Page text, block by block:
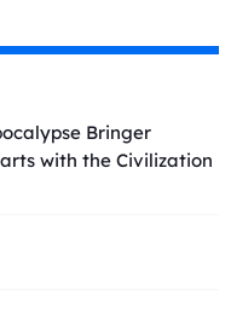
Bringer
with the Civilization